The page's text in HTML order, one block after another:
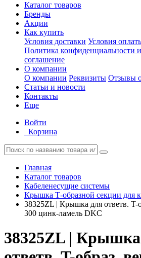
Каталог товаров
Бренды
Акции
Как купить
Условия доставки Условия
Политика конфиденциальности и
соглашение
О компании
О компании Реквизиты Отзывы
Статьи и новости
Контакты
Еще
Войти
Корзина
Главная
Каталог товаров
Кабеленесущие системы
Крышка Т-образной секции для
38325ZL | Крышка для ответв. T-
300 цинк-ламель DKC
38325ZL |